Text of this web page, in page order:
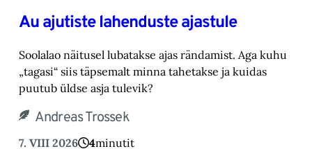
Au ajutiste lahenduste ajastule
Soolalao näitusel lubatakse ajas rändamist. Aga kuhu
„tagasi“ siis täpsemalt minna tahetakse ‎ja kuidas
puutub üldse asja tulevik?‎
Andreas Trossek
7. VIII 2026 4minutit